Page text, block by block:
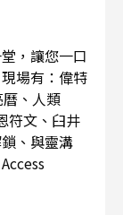
，讓您一口
場有：偉特
、人類
符文、臼井
、與靈溝